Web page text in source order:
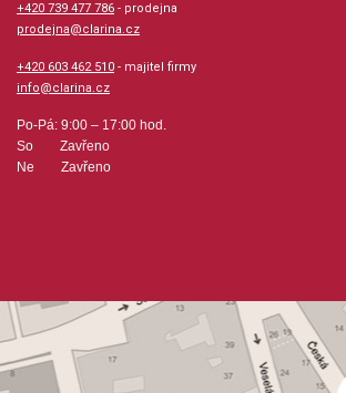
+420 739 477 786 - prodejna
prodejna@clarina.cz
+420 603 462 510 - majitel firmy
info@clarina.cz
Po-Pá: 9:00 – 17:00 hod.
So Zavřeno
Ne Zavřeno